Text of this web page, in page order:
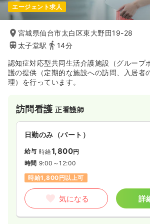
エージェント求人
宮城県仙台市太白区東大野田19-28
太子堂駅
14分
認知症対応型共同生活介護施設（グループ
護の提供（定期的な施設への訪問、入居者
理）を行っています。
訪問看護正看護師
日勤のみ（パート）
給与 時給1,800円
時間 9:00～12:00
時給1,800円以上可
気になる 詳